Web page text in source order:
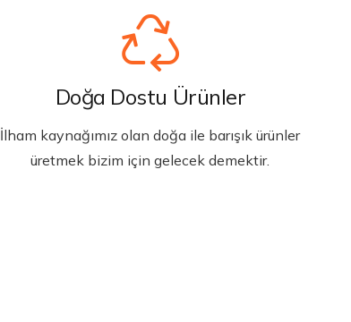
Doğa Dostu Ürünler
İlham kaynağımız olan doğa ile barışık ürünler
üretmek bizim için gelecek demektir.